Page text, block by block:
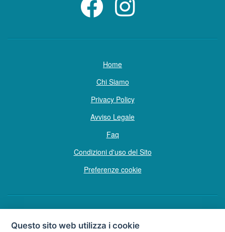
Home
Chi Siamo
Privacy Policy
Avviso Legale
Faq
Condizioni d'uso del Sito
Preferenze cookie
Copyright © Tutti i diritti sono riservati
Questo sito web utilizza i cookie